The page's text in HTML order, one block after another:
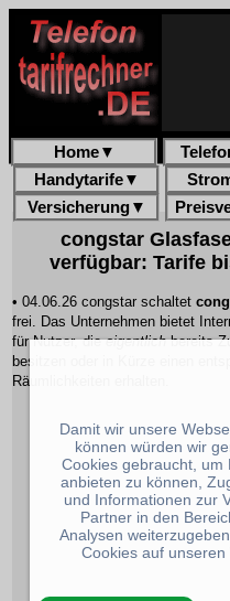
Home▼
Handytarife▼
Versicherung▼
congstar
verfügbar: Tarife
• 04.06.26 congstar schaltet
frei. Das Unternehmen bietet
für Nutzer, dieeigentlichbereits
besitzen oder in Kürze einen
Räumlichkeiten erhalten.
Damit wir unsere
können würden wir
Cookies gebraucht, um
anbieten zu können,
und Informationen zur
Partner in den
Analysen
Cookies auf